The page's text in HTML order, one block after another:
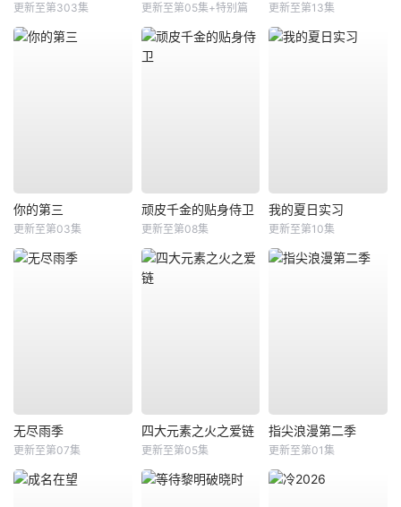
更新至第303集 更新至第05集+特别篇 更新至第13集
你的第三
更新至第03集
顽皮千金的贴身侍卫
更新至第08集
我的夏日实习
更新至第10集
无尽雨季
更新至第07集
四大元素之火之爱链
更新至第05集
指尖浪漫第二季
更新至第01集